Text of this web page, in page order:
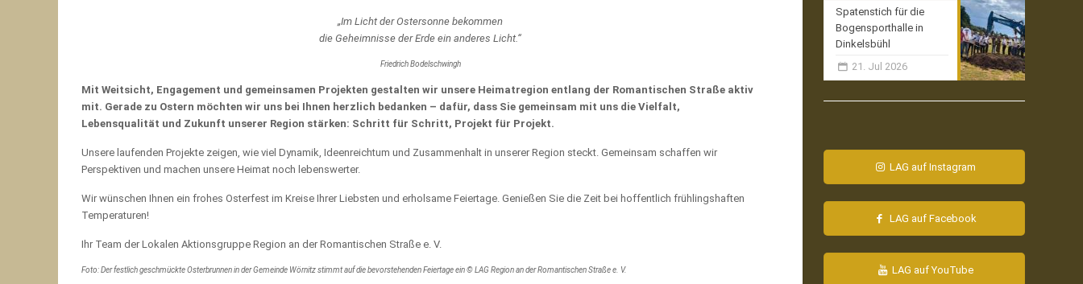
„Im Licht der Ostersonne bekommen
die Geheimnisse der Erde ein anderes Licht.“
Friedrich Bodelschwingh
Mit Weitsicht, Engagement und gemeinsamen Projekten gestalten wir unsere Heimatregion entlang der Romantischen Straße aktiv
mit. Gerade zu Ostern möchten wir uns bei Ihnen herzlich bedanken – dafür, dass Sie gemeinsam mit uns die Vielfalt,
Lebensqualität und Zukunft unserer Region stärken: Schritt für Schritt, Projekt für Projekt.
Unsere laufenden Projekte zeigen, wie viel Dynamik, Ideenreichtum und Zusammenhalt in unserer Region steckt. Gemeinsam schaffen wir
Perspektiven und machen unsere Heimat noch lebenswerter.
Wir wünschen Ihnen ein frohes Osterfest im Kreise Ihrer Liebsten und erholsame Feiertage. Genießen Sie die Zeit bei hoffentlich frühlingshaften
Temperaturen!
Ihr Team der Lokalen Aktionsgruppe Region an der Romantischen Straße e. V.
Foto: Der festlich geschmückte Osterbrunnen in der Gemeinde Wörnitz stimmt auf die bevorstehenden Feiertage ein © LAG Region an der Romantischen Straße e. V.
Spatenstich für die
Bogensporthalle in
Dinkelsbühl
21. Jul 2026
LAG auf Instagram
LAG auf Facebook
LAG auf YouTube